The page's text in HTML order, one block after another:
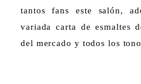
tantos fans este salón,
variada carta de esmaltes
del mercado y todos los